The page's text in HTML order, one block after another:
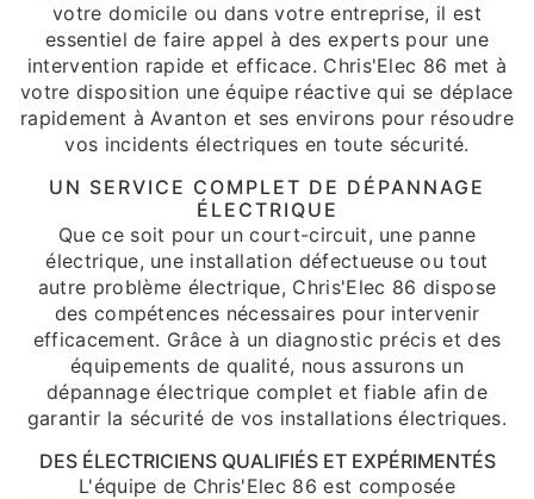
votre domicile ou dans votre entreprise, il est
essentiel de faire appel à des experts pour une
intervention rapide et efficace. Chris'Elec 86 met à
votre disposition une équipe réactive qui se déplace
rapidement à Avanton et ses environs pour résoudre
vos incidents électriques en toute sécurité.
UN SERVICE COMPLET DE DÉPANNAGE
ÉLECTRIQUE
Que ce soit pour un court-circuit, une panne
électrique, une installation défectueuse ou tout
autre problème électrique, Chris'Elec 86 dispose
des compétences nécessaires pour intervenir
efficacement. Grâce à un diagnostic précis et des
équipements de qualité, nous assurons un
dépannage électrique complet et fiable afin de
garantir la sécurité de vos installations électriques.
DES ÉLECTRICIENS QUALIFIÉS ET EXPÉRIMENTÉS
L'équipe de Chris'Elec 86 est composée